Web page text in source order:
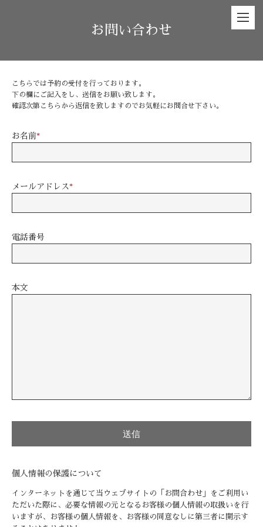
お問い合わせ
こちらでは予約の受付を行っております。
下の欄にご記入をし、送信をお願い致します。
確認次第こちらから返信を致しますのでお気軽にお問合せ下さい。
お名前*
メールアドレス*
電話番号
本文
個人情報の保護について
インターネットを通じて当ウェブサイトの「お問合わせ」をご利用い
ただいた際に、必要な情報の元となるお客様の個人情報の取扱いを行
いますが、お客様の個人情報を、お客様の同意なしに第三者に開示す